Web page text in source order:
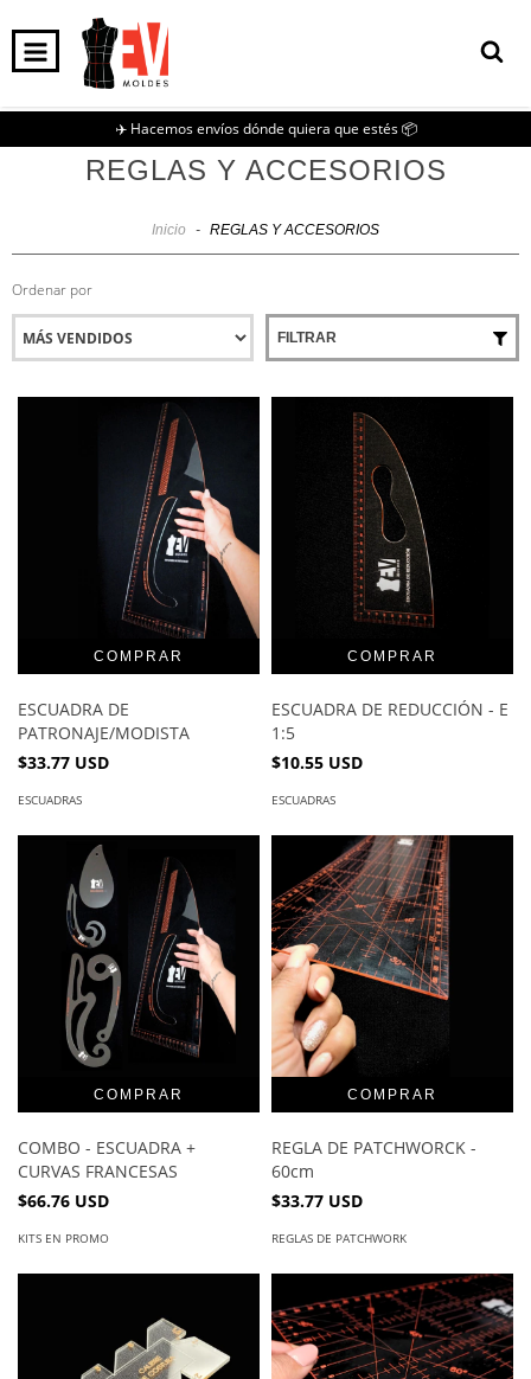
INICIO
✈️ Hacemos envíos dónde quiera que estés 📦
REGLAS Y ACCESORIOS
Inicio - REGLAS Y ACCESORIOS
Ordenar por
FILTRAR
ESCUADRA DE
PATRONAJE/MODISTA
$33.77 USD
ESCUADRAS
ESCUADRA DE REDUCCIÓN - E
1:5
$10.55 USD
ESCUADRAS
COMBO - ESCUADRA +
CURVAS FRANCESAS
$66.76 USD
KITS EN PROMO
REGLA DE PATCHWORCK -
60cm
$33.77 USD
REGLAS DE PATCHWORK